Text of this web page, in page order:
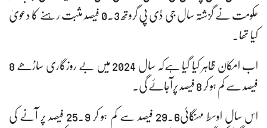
حکومت نے گزشتہ سال جی ڈی پی گروتھ 0.3 فیصد مثبت رہنے کا دعویٰ
کیا تھا۔
اب امکان ظاہر کیا گیا ہےکہ سال 2024 میں بے روزگاری ساڑھے 8
فیصد سے کم ہو کر 8 فیصد پرآجائے گی۔
اس سال اوسط مہنگائی29.6 فیصد سے کم ہو کر 25.9 فیصد پر آنے کی